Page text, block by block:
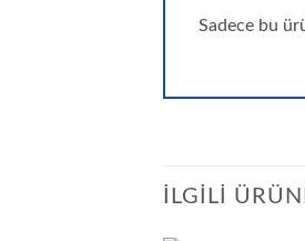
Sadece bu
İLGILI